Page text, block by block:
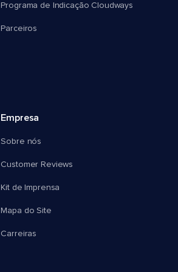
Programa de Indicação Cloudways
Parceiros
Empresa
Sobre nós
Customer Reviews
Kit de Imprensa
Mapa do Site
Carreiras